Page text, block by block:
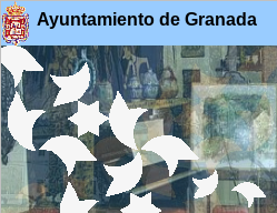
Ayuntamiento de Granada